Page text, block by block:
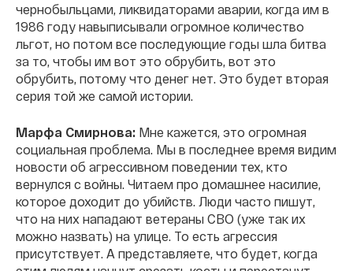
чернобыльцами, ликвидаторами аварии, когда им в
1986 году навыписывали огромное количество
льгот, но потом все последующие годы шла битва
за то, чтобы им вот это обрубить, вот это
обрубить, потому что денег нет. Это будет вторая
серия той же самой истории.
Марфа Смирнова: Мне кажется, это огромная
социальная проблема. Мы в последнее время видим
новости об агрессивном поведении тех, кто
вернулся с войны. Читаем про домашнее насилие,
которое доходит до убийств. Люди часто пишут,
что на них нападают ветераны СВО (уже так их
можно назвать) на улице. То есть агрессия
присутствует. А представляете, что будет, когда